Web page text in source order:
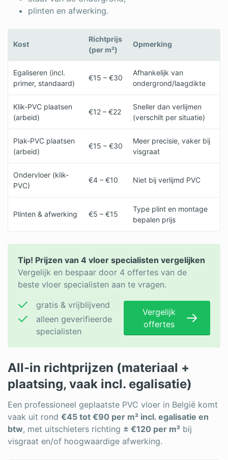
plinten en afwerking.
Kost
Richtprijs
(per m²)
Opmerking
Egaliseren (incl.
primer, standaard)
€15 – €30
Afhankelijk van
ondergrond/laagdikte
Klik-PVC plaatsen
(arbeid)
€12 – €22
Sneller dan verlijmen
(verschilt per situatie)
Plak-PVC plaatsen
(arbeid)
€15 – €30
Meer precisie, vaker bij
visgraat
Ondervloer (klik-
PVC)
€4 – €10 Niet bij verlijmd PVC
Plinten & afwerking €5 – €15
Type plint en montage
bepalen prijs
Tip! Prijzen van 4 vloer specialisten vergelijken
Vergelijk en bespaar door 4 offertes van de
beste vloer specialisten aan te vragen.
gratis & vrijblijvend
alleen geverifieerde
specialisten
Vergelijk
offertes
All-in richtprijzen (materiaal +
plaatsing, vaak incl. egalisatie)
Een professioneel geplaatste PVC vloer in België komt
vaak uit rond €45 tot €90 per m² incl. egalisatie en
btw, met uitschieters richting ± €120 per m² bij
visgraat en/of hoogwaardige afwerking.